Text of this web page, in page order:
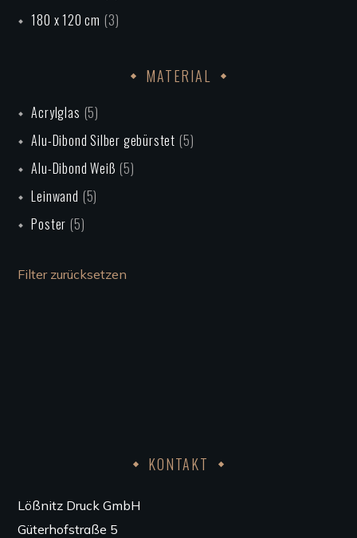
180 x 120 cm (3)
MATERIAL
Acrylglas (5)
Alu-Dibond Silber gebürstet (5)
Alu-Dibond Weiß (5)
Leinwand (5)
Poster (5)
Filter zurücksetzen
KONTAKT
Lößnitz Druck GmbH
Güterhofstraße 5